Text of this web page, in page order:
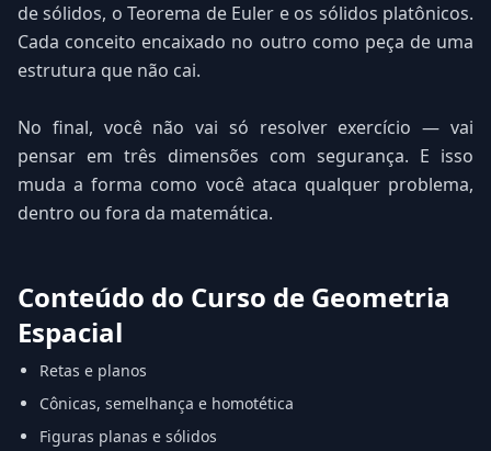
de sólidos, o Teorema de Euler e os sólidos platônicos.
Cada conceito encaixado no outro como peça de uma
estrutura que não cai.
No final, você não vai só resolver exercício — vai
pensar em três dimensões com segurança. E isso
muda a forma como você ataca qualquer problema,
dentro ou fora da matemática.
Conteúdo do Curso de Geometria
Espacial
Retas e planos
Cônicas, semelhança e homotética
Figuras planas e sólidos